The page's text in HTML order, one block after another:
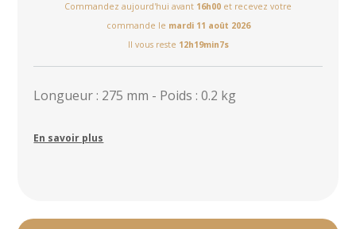
Commandez aujourd'hui avant 16h00 et recevez votre
commande le mardi 11 août 2026
Il vous reste 12h19min7s
Longueur : 275 mm - Poids : 0.2 kg
En savoir plus